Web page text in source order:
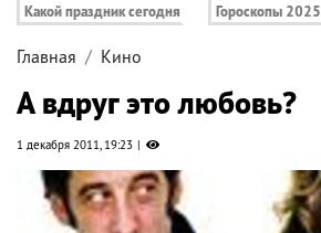
Какой праздник сегодня Гороскопы 2025
Главная Кино
А вдруг это любовь?
1 декабря 2011, 19:23